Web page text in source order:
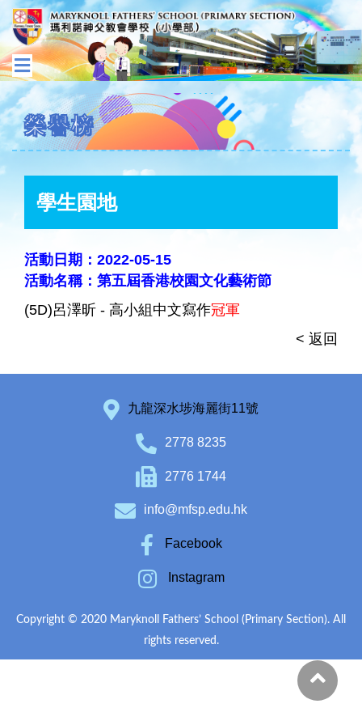
榮譽榜
學生園地
活動日期：2022-05-15
活動名稱：第五屆香港校園文化藝術節
(5D)呂澤昕 - 高小組中文寫作冠軍
< 返回
九龍深水埗海麗街11號
2778 8235
2776 1744
info@mfsp.edu.hk
Facebook
Instagram
Copyright © 2020 Maryknoll Fathers’ School (Primary Section). All
rights reserved.